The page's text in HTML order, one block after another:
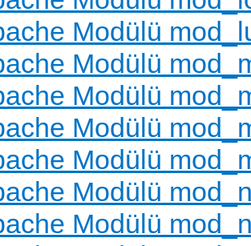
Modülü
Modülü
Modülü
Modülü
Modülü
Modülü
Modülü